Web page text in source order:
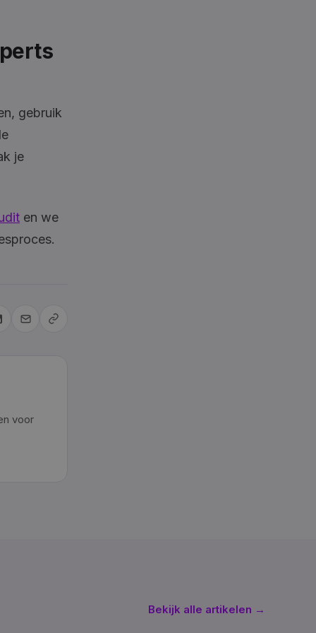
gebruik
je
en we
voor
Bekijk alle artikelen →